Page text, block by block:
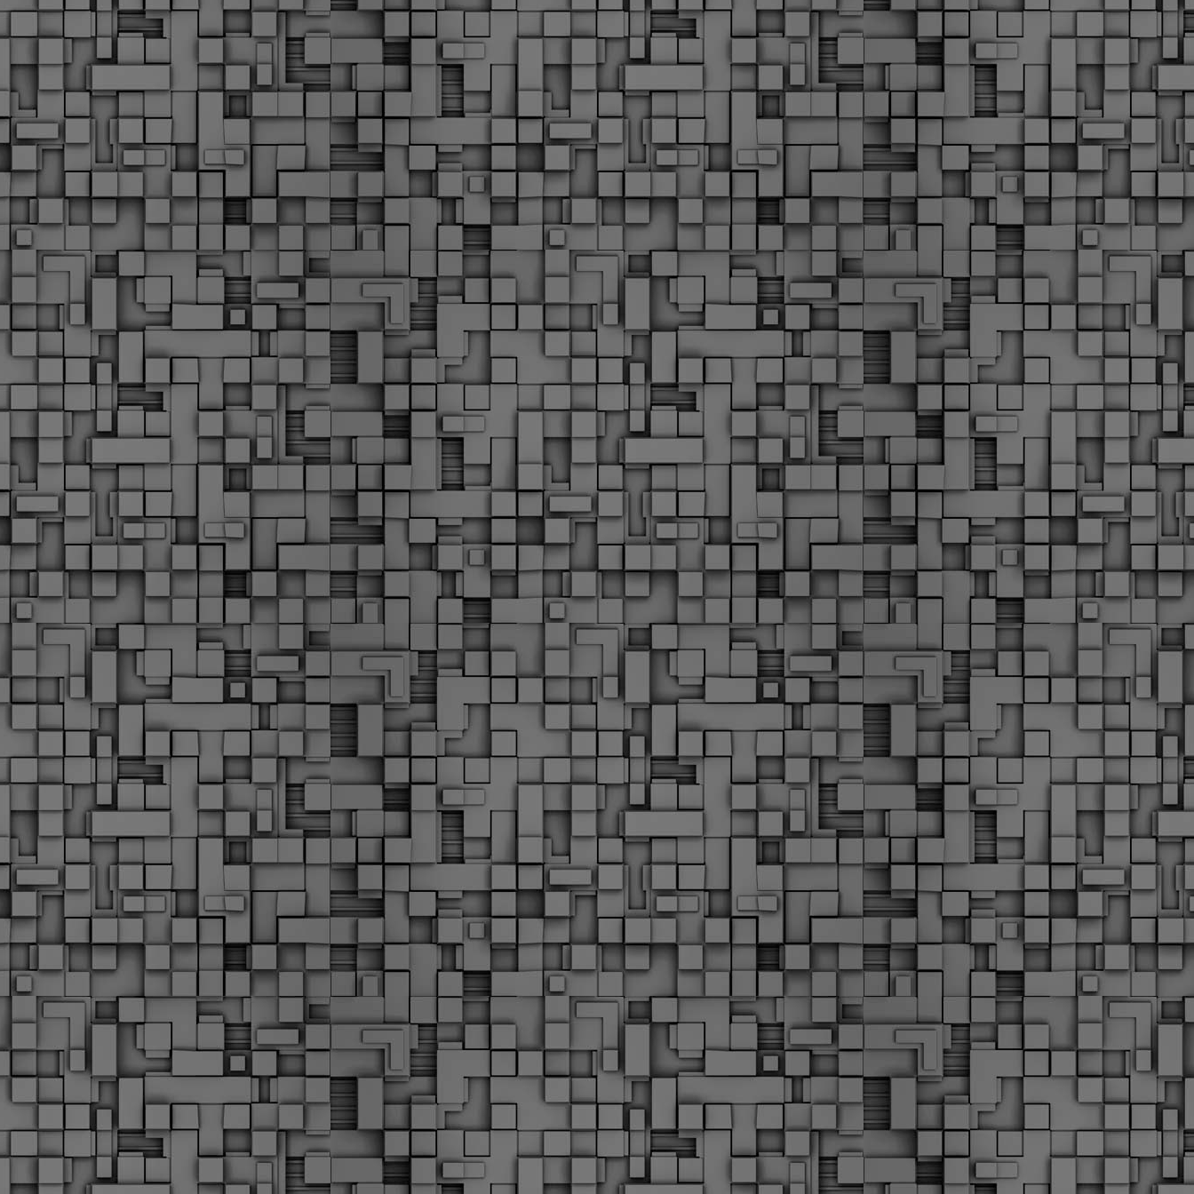
σε δήμους της χώρας. Το Dimastin, αναζητεί σχετικό
φωτογραφικό υλικό στο διαδίκτυο και σας το παρουσιάζει σε
αυτή την ανάρτηση. Επίσης, σας καλούμε, αν διαπιστώσετε ότι
μας έχουν "ξεφύγει" ορκωμοσίες, μπορείτε να στέλνετε το
φωτογραφικό τους υλικό στο dimasthes@gmail.gr ώστε να το
δημοσιεύουμε εδώ, άμεσα.
MAR
Θεσσαλονίκη: Ορκίστηκαν οι 75 νέοι δημοτικοί
αστυνομικοί – Τι τους ζήτησε ο Αγγελούδης
Ενισχύεται το έργο της δημοτικής αστυνομίας στο δήμο
Θεσσαλονίκης καθώς το πρωί της Τετάρτης 18 Μαρτίου
ορκίστηκαν οι 75 νέοι δημοτικοί αστυνομικοί.
«Με αυτούς, σε λίγους μήνες αποκτά ένα ισχυρό σώμα η
δημοτική αστυνομία. Θα είναι πιο κοντά στον πολίτη. Είχα την
ευκαιρία να είμαι σήμερα στην ορκωμοσία τους.
MAR
Ξεκίνησαν εδώ και μια εβδομάδα οι αφίξεις των
νεοπροσληφθέντων Δημοτικών Αστυνομικών στους
δήμους και οι ορκωμοσίες τους - Πλήρες
Μεγάλες μέρες ζει ο "οργανισμός" της Δημοτικής Αστυνομίας!
Να θυμίσουμε ότι κανονικές προσλήψεις στην Δημοτική
Αστυνομία έχουν να γίνουν από το 2010. Δεκαέξι ολόκληρα
χρόνια! Και βέβαια, ακόμη και με αυτές τις προσλήψεις, δεν
φτάνουμε ούτε τα 2/3 των Δημοτικών Αστυνομικών που
υπηρετούσαν το 2013 προ της κατάργησης της υπηρεσίας με
απόφαση του σημερινού πρωθυπουργού Κυριάκου Μητσοτάκη. Ας
είναι...
2
Δημοτική Αστυνομία Θεσσαλονίκης: Διμηνιαίος
απολογισμός ελέγχων τήρησης νομοθεσίας
Τον απολογισμό των δράσεων ελέγχου για τα ζώα συντροφιάς
κατά το δίμηνο Ιανουαρίου – Φεβρουαρίου 2026 παρουσιάζει η
Δημοτική Αστυνομία Θεσσαλονίκης, με στόχο την προστασία των
ζώων και την ομαλή συμβίωση στην πόλη.
FEB
18
ΣτΕ: Οριστική απόρριψη της επαναφοράς του 13ου
και 14ου μισθού για τους δημοσίους υπαλλήλους
Με την απόφαση αυτή, το ΣτΕ απορρίπτει οριστικά τις
αξιώσεις των δημοσίων υπαλλήλων για επαναφορά των
δώρων, επικυρώνοντας την τρέχουσα κατάσταση παρά τις
αντιδράσεις της ΑΔΕΔΥ
Το ΣτΕ απέρριψε οριστικά την προσφυγή της ΑΔΕΔΥ και ενός
εκπαιδευτικού για την επαναφορά των δώρων Χριστουγέννων,
Πάσχα και θερινής άδειας (13ος και 14ος μισθός) στους
εργαζόμενους του δημόσιου τομέα, κλείνοντας μια μακρά
διαμάχη δεκαετιών που αφορούσε τις μνημονιακές περικοπές.
Γνωστοποίηση έκδοσης οριστικών αποτελεσμάτων –
Παροχή οδηγιών.
► Δείτε/κατεβάστε την πολυαναμενόμενη εγκύκλιο του Υπ.
FEB
1
Με διαρροή 2 μέρες πριν την στάση εργασίας
ενημερώνει το ΣτΕ για την απόρριψη της επαναφοράς